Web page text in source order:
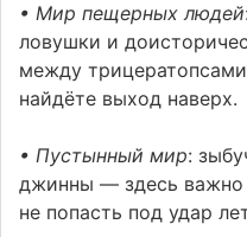
• Мир пещерных людей
ловушки и
между
найдёте выход наверх.
• Пустынный мир:
джинны — здесь важно
не попасть под удар